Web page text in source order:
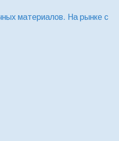
материалов. На рынке с